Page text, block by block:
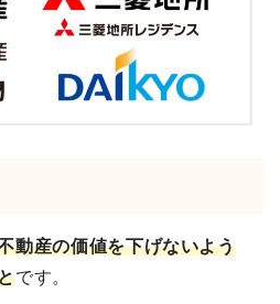
動産の価値を下げないよう
です。